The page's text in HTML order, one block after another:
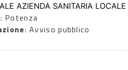
AZIENDA SANITARIA
: Potenza
: Avviso pubblico